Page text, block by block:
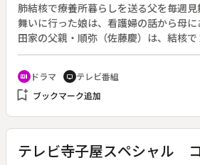
肺結核で療養所暮らしを送る父を毎週
舞いに行った娘は、看護婦の話から母
田家の父親・順弥（佐藤慶）は、結核
送っていた。母の里子（加藤治子）は
ているが、娘・麗子（田中裕子）は病気
じられていた。秋の日、麗子は熱を出し
た。帰ってみると従兄弟で軍医をしてい
てくれるのだが麗子は聞く耳を持たない
recent_actors ドラマ tv テレビ番組
bookmark_add ブックマーク追加
テレビ寺子屋スペシャル